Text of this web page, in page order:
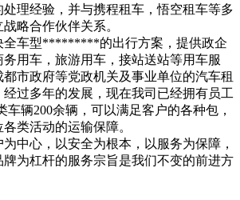
处理经验，并与携程租车，悟空租车等多
略合作伙伴关系。
全车型*********的出行方案，提供政企
用车，旅游用车，接站送站等用车服
市政府等党政机关及事业单位的汽车租
过多年的发展，现在我司已经拥有员工
车辆200余辆，可以满足客户的各种包，
类活动的运输保障。
中心，以安全为根本，以服务为保障，
牌为杠杆的服务宗旨是我们不变的前进方